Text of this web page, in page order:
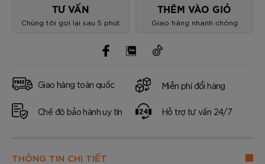
TƯ VẤN
Chúng tôi gọi lại sau 5 phút
THÊM VÀO GIỎ
Giao hàng nhanh chóng
Giao hàng toàn quốc Miễn phí đổi hàng
Chế độ bảo hành uy tín Hỗ trợ tư vấn 24/7
THÔNG TIN CHI TIẾT